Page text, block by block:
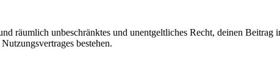
räumlich unbeschränktes und unentgeltliches Recht, deinen Beitrag
bestehen.